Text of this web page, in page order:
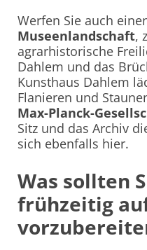
Werfen Sie auch
Museenlandschaft,
agrarhistorische
Dahlem und das
Kunsthaus Dahlem
Flanieren und
Max-Planck-
Sitz und das Archiv
sich ebenfalls hier.
Was sollten
frühzeitig